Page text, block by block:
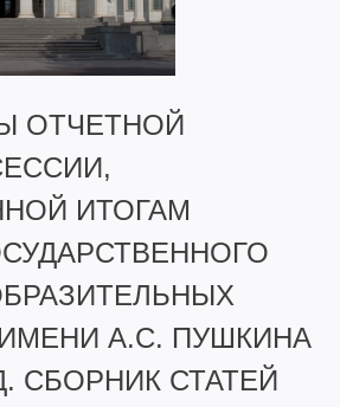
ОТЧЕТНОЙ
ИТОГАМ
А.С. ПУШКИНА
СБОРНИК СТАТЕЙ